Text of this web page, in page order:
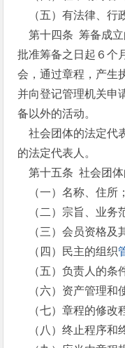
（五）有法律、行
第十四条 筹备成立
批准筹备之日起６个
会，通过章程，产生
并向登记管理机关申
备以外的活动。
社会团体的法定代
的法定代表人。
第十五条 社会团体
（一）名称、住所；
（二）宗旨、业务
（三）会员资格及
（四）民主的组织
（五）负责人的条
（六）资产管理和
（七）章程的修改
（八）终止程序和